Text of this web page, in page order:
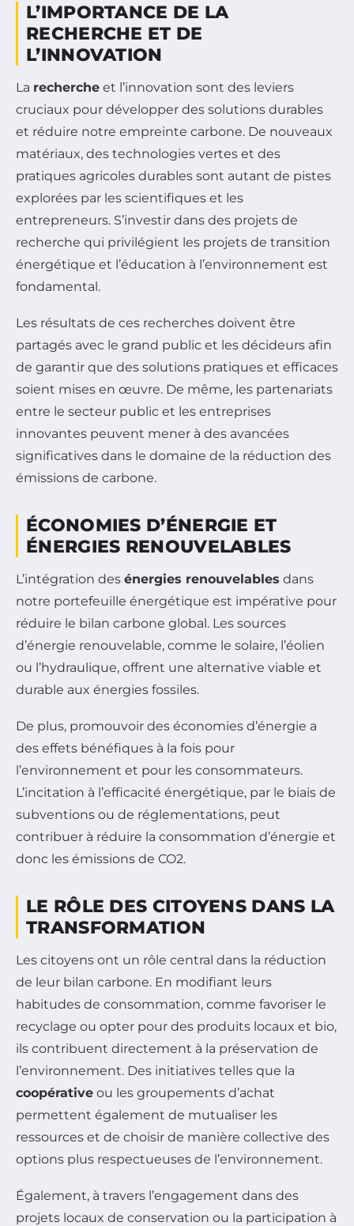
L’IMPORTANCE DE LA
RECHERCHE ET DE
L’INNOVATION
La recherche et l’innovation sont des leviers
cruciaux pour développer des solutions durables
et réduire notre empreinte carbone. De nouveaux
matériaux, des technologies vertes et des
pratiques agricoles durables sont autant de pistes
explorées par les scientifiques et les
entrepreneurs. S’investir dans des projets de
recherche qui privilégient les projets de transition
énergétique et l’éducation à l’environnement est
fondamental.
Les résultats de ces recherches doivent être
partagés avec le grand public et les décideurs afin
de garantir que des solutions pratiques et efficaces
soient mises en œuvre. De même, les partenariats
entre le secteur public et les entreprises
innovantes peuvent mener à des avancées
significatives dans le domaine de la réduction des
émissions de carbone.
ÉCONOMIES D’ÉNERGIE ET
ÉNERGIES RENOUVELABLES
L’intégration des énergies renouvelables dans
notre portefeuille énergétique est impérative pour
réduire le bilan carbone global. Les sources
d’énergie renouvelable, comme le solaire, l’éolien
ou l’hydraulique, offrent une alternative viable et
durable aux énergies fossiles.
De plus, promouvoir des économies d’énergie a
des effets bénéfiques à la fois pour
l’environnement et pour les consommateurs.
L’incitation à l’efficacité énergétique, par le biais de
subventions ou de réglementations, peut
contribuer à réduire la consommation d’énergie et
donc les émissions de CO2.
LE RÔLE DES CITOYENS DANS LA
TRANSFORMATION
Les citoyens ont un rôle central dans la réduction
de leur bilan carbone. En modifiant leurs
habitudes de consommation, comme favoriser le
recyclage ou opter pour des produits locaux et bio,
ils contribuent directement à la préservation de
l’environnement. Des initiatives telles que la
coopérative ou les groupements d’achat
permettent également de mutualiser les
ressources et de choisir de manière collective des
options plus respectueuses de l’environnement.
Également, à travers l’engagement dans des
projets locaux de conservation ou la participation à